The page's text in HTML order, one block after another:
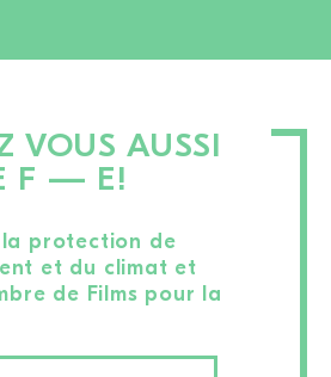
VOUS AUSSI
F — E!
protection de
et du climat et
de Films pour la